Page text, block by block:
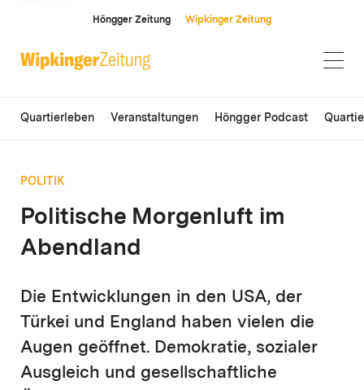
Höngger Zeitung Wipkinger Zeitung
Quartierleben Veranstaltungen Höngger Podcast
POLITIK
Politische Morgenluft im
Abendland
Die Entwicklungen in den USA, der
Türkei und England haben vielen die
Augen geöffnet. Demokratie, sozialer
Ausgleich und gesellschaftliche